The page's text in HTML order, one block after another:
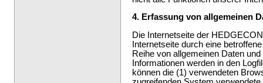
4. Erfassung von allgemeinen
Die Internetseite der
Internetseite durch eine
Reihe von allgemeinen Daten
Informationen werden in den
können die (1) verwendeten